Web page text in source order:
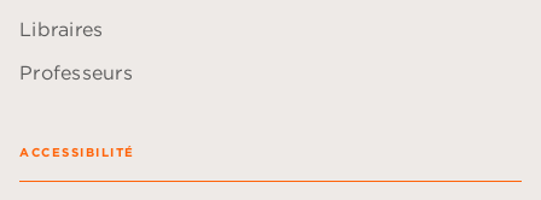
Libraires
Professeurs
ACCESSIBILITÉ